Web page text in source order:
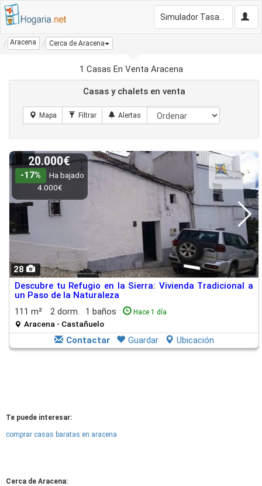
Aracena Cerca de Aracena
1 Casas En Venta Aracena
Casas y chalets en venta
28
20.000€
-17%
Ha bajado
4.000€
Descubre tu Refugio en la Sierra: Vivienda Tradicional a
un Paso de la Naturaleza
111 m²
2 dorm. 1 baños Hace 1 día
Aracena - Castañuelo
Contactar Guardar Ubicación
Te puede interesar:
comprar casas baratas en aracena
Cerca de Aracena: